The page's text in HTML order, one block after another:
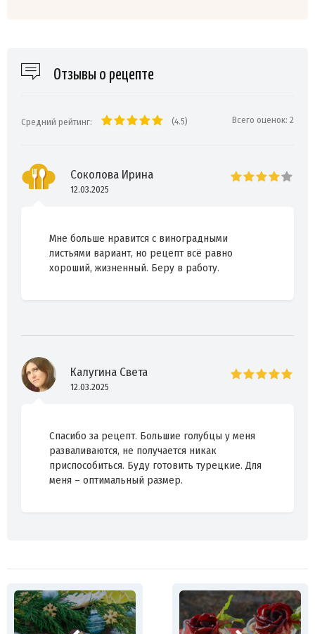
Отзывы о рецепте
Средний рейтинг: (4.5) Всего оценок: 2
Соколова Ирина
12.03.2025
Мне больше нравится с виноградными
листьями вариант, но рецепт всё равно
хороший, жизненный. Беру в работу.
Калугина Света
12.03.2025
Спасибо за рецепт. Большие голубцы у меня
разваливаются, не получается никак
приспособиться. Буду готовить турецкие. Для
меня – оптимальный размер.